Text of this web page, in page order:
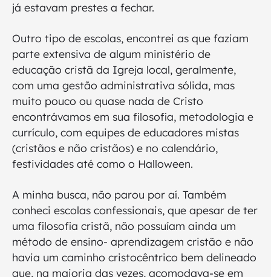
já estavam prestes a fechar.
Outro tipo de escolas, encontrei as que faziam
parte extensiva de algum ministério de
educação cristã da Igreja local, geralmente,
com uma gestão administrativa sólida, mas
muito pouco ou quase nada de Cristo
encontrávamos em sua filosofia, metodologia e
currículo, com equipes de educadores mistas
(cristãos e não cristãos) e no calendário,
festividades até como o Halloween.
A minha busca, não parou por aí. Também
conheci escolas confessionais, que apesar de ter
uma filosofia cristã, não possuíam ainda um
método de ensino- aprendizagem cristão e não
havia um caminho cristocêntrico bem delineado
que, na maioria das vezes, acomodava-se em